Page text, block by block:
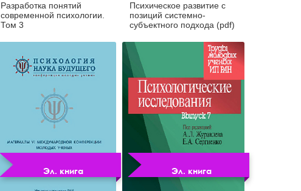
Разработка понятий
современной психологии.
Том 3
Психическое развитие с
позиций системно-
субъектного подхода (pdf)
Эл. книга Эл. книга